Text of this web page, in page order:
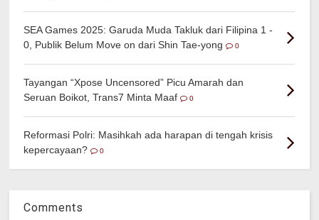
SEA Games 2025: Garuda Muda Takluk dari Filipina 1 -
0, Publik Belum Move on dari Shin Tae-yong
0
Tayangan “Xpose Uncensored” Picu Amarah dan
Seruan Boikot, Trans7 Minta Maaf
0
Reformasi Polri: Masihkah ada harapan di tengah krisis
kepercayaan?
0
Comments